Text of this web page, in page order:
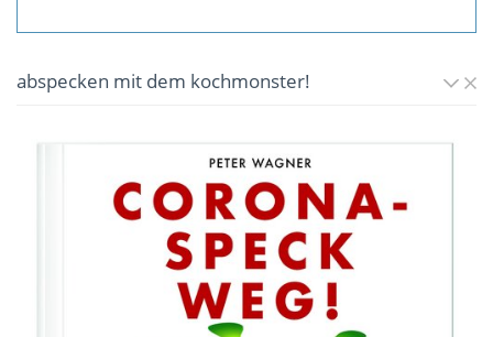
abspecken mit dem kochmonster!